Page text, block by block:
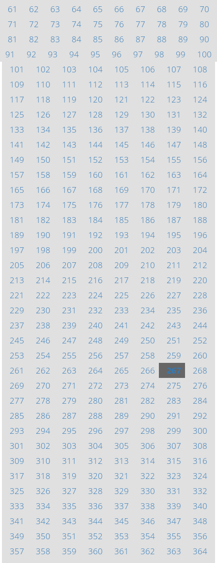
61
62 63 64 65 66 67 68 69
70
71
72 73 74 75 76 77 78 79
80
81
82 83 84 85 86 87 88 89
90
91
92 93 94 95 96 97 98 99
100
101
102 103 104 105 106 107
108
109
110 111 112 113 114 115
116
117
118 119 120 121 122 123
124
125
126 127 128 129 130 131
132
133
134 135 136 137 138 139
140
141
142 143 144 145 146 147
148
149
150 151 152 153 154 155
156
157
158 159 160 161 162 163
164
165
166 167 168 169 170 171
172
173
174 175 176 177 178 179
180
181
182 183 184 185 186 187
188
189
190 191 192 193 194 195
196
197
198 199 200 201 202 203
204
205
206 207 208 209 210 211
212
213
214 215 216 217 218 219
220
221
222 223 224 225 226 227
228
229
230 231 232 233 234 235
236
237
238 239 240 241 242 243
244
245
246 247 248 249 250 251
252
253
254 255 256 257 258 259
260
261
262 263 264 265 266 267
268
269
270 271 272 273 274 275
276
277
278 279 280 281 282 283
284
285
286 287 288 289 290 291
292
293
294 295 296 297 298 299
300
301
302 303 304 305 306 307
308
309
310 311 312 313 314 315
316
317
318 319 320 321 322 323
324
325
326 327 328 329 330 331
332
333
334 335 336 337 338 339
340
341
342 343 344 345 346 347
348
349
350 351 352 353 354 355
356
357
358 359 360 361 362 363
364